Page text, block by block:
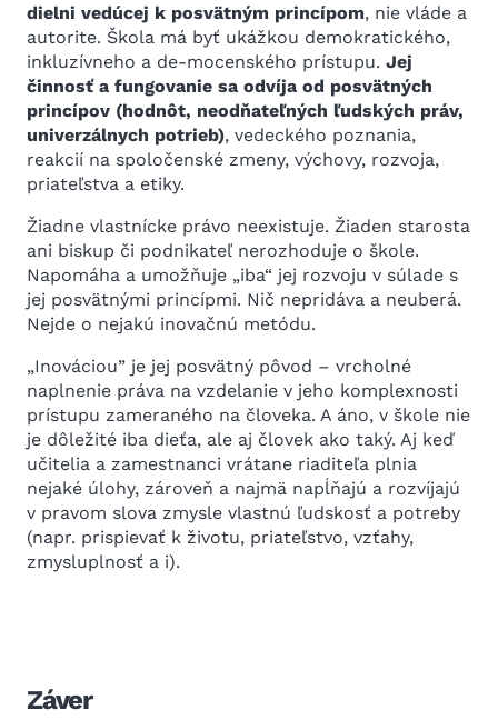
dielni vedúcej k posvätným princípom, nie vláde a
autorite. Škola má byť ukážkou demokratického,
inkluzívneho a de-mocenského prístupu. Jej
činnosť a fungovanie sa odvíja od posvätných
princípov (hodnôt, neodňateľných ľudských práv,
univerzálnych potrieb), vedeckého poznania,
reakcií na spoločenské zmeny, výchovy, rozvoja,
priateľstva a etiky.
Žiadne vlastnícke právo neexistuje. Žiaden starosta
ani biskup či podnikateľ nerozhoduje o škole.
Napomáha a umožňuje „iba“ jej rozvoju v súlade s
jej posvätnými princípmi. Nič nepridáva a neuberá.
Nejde o nejakú inovačnú metódu.
„Inováciou” je jej posvätný pôvod – vrcholné
naplnenie práva na vzdelanie v jeho komplexnosti
prístupu zameraného na človeka. A áno, v škole nie
je dôležité iba dieťa, ale aj človek ako taký. Aj keď
učitelia a zamestnanci vrátane riaditeľa plnia
nejaké úlohy, zároveň a najmä napĺňajú a rozvíjajú
v pravom slova zmysle vlastnú ľudskosť a potreby
(napr. prispievať k životu, priateľstvo, vzťahy,
zmysluplnosť a i).
Záver